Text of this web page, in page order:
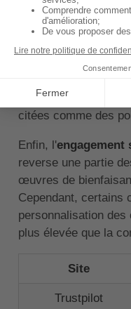
clients apprécient
rapidité de la
gestion efficace des
informations
citées comme des
Enfin, l'engagement
reverse une partie
œuvres de
Cependant, certains
personnalisation
plus élevée que la
Site
Trustpilot